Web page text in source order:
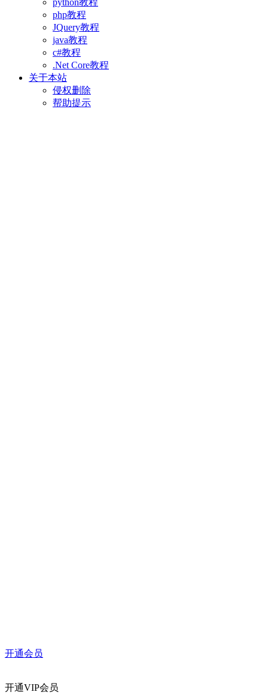
python教程
php教程
JQuery教程
java教程
c#教程
.Net Core教程
关于本站
侵权删除
帮助提示
开通会员
开通VIP会员